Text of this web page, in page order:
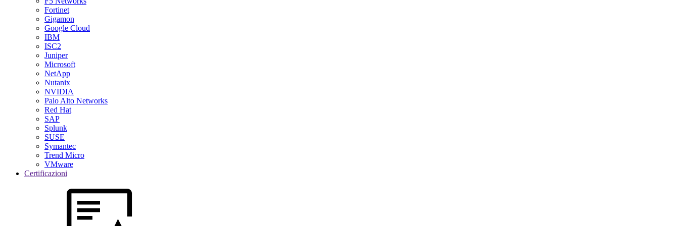
Fortinet
Gigamon
Google Cloud
IBM
ISC2
Juniper
Microsoft
NetApp
Nutanix
NVIDIA
Palo Alto Networks
Red Hat
SAP
Splunk
SUSE
Symantec
Trend Micro
VMware
Certificazioni